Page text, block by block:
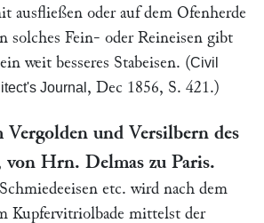
ausfließen oder auf dem Ofenherde
solches Fein- oder Reineisen gibt
weit besseres Stabeisen. (Civil
Journal , Dec 1856, S. 421.)
Vergolden und Versilbern des
von Hrn. Delmaszu Paris.
etc. wird nach dem
Kupfervitriolbade mittelst der